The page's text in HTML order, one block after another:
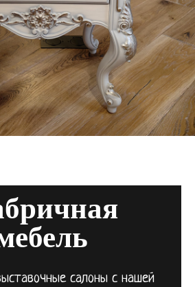
салоны с нашей